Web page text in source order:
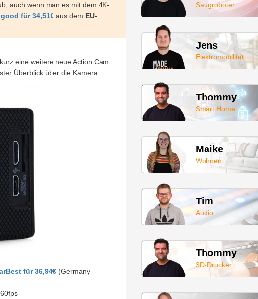
auch wenn man es mit dem 4K-
für 34,51€ aus dem EU-
eine weitere neue Action Cam
Überblick über die Kamera.
für 36,94€ (Germany
60fps
Saugroboter
Jens
Elektromobilität
Thommy
Smart Home
Maike
Wohnen
Tim
Audio
Thommy
3D-Drucker